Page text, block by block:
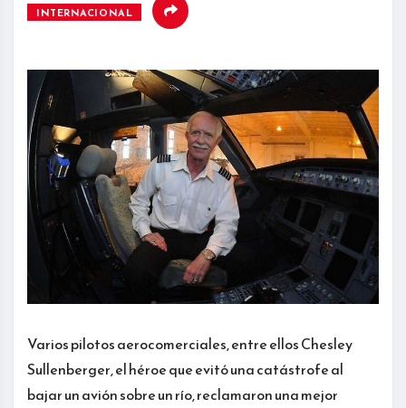
INTERNACIONAL
Varios pilotos aerocomerciales, entre ellos Chesley
Sullenberger, el héroe que evitó una catástrofe al
bajar un avión sobre un río, reclamaron una mejor